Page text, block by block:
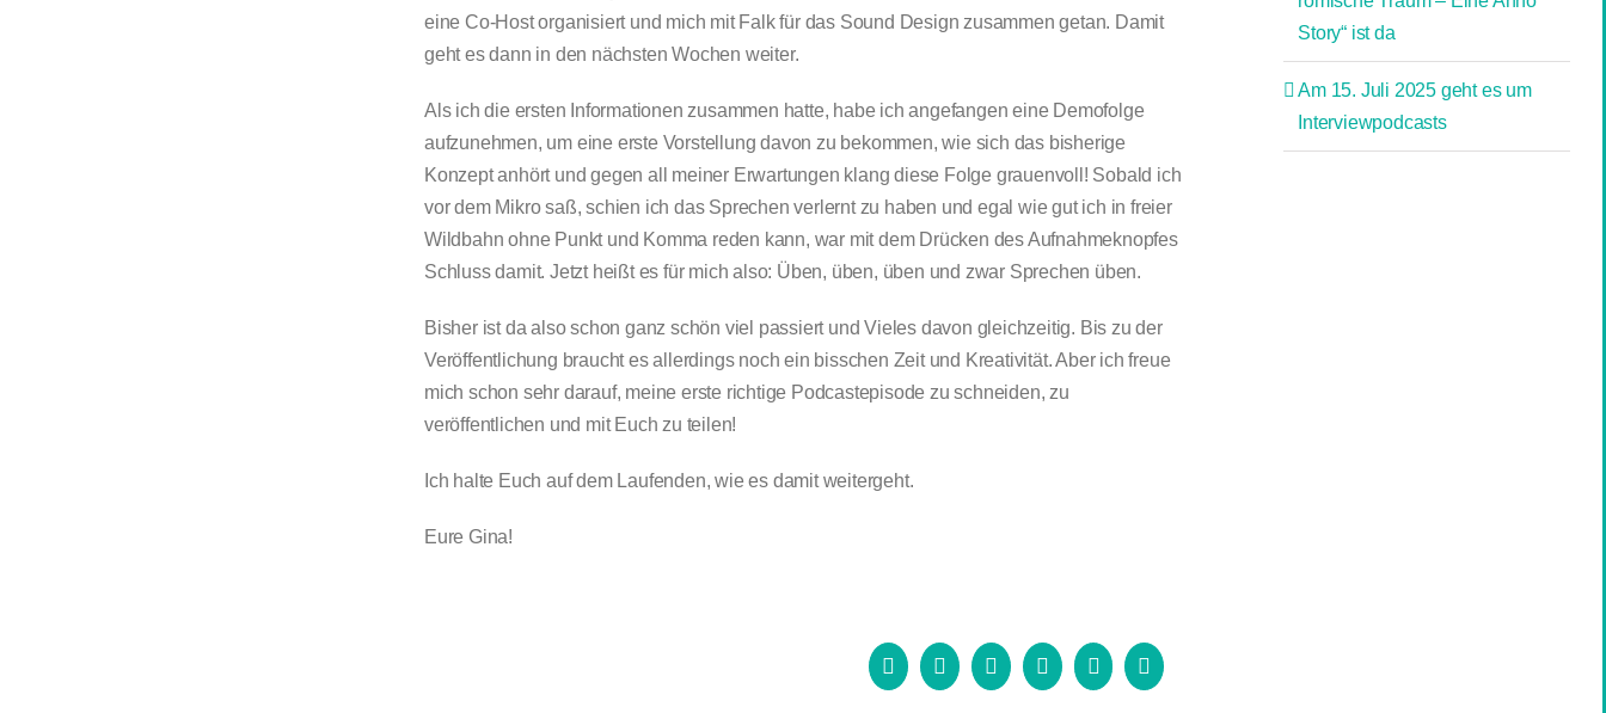
eine Co-Host organisiert und mich mit Falk für das Sound Design zusammen getan. Damit
geht es dann in den nächsten Wochen weiter.
Als ich die ersten Informationen zusammen hatte, habe ich angefangen eine Demofolge
aufzunehmen, um eine erste Vorstellung davon zu bekommen, wie sich das bisherige
Konzept anhört und gegen all meiner Erwartungen klang diese Folge grauenvoll! Sobald ich
vor dem Mikro saß, schien ich das Sprechen verlernt zu haben und egal wie gut ich in freier
Wildbahn ohne Punkt und Komma reden kann, war mit dem Drücken des Aufnahmeknopfes
Schluss damit. Jetzt heißt es für mich also: Üben, üben, üben und zwar Sprechen üben.
Bisher ist da also schon ganz schön viel passiert und Vieles davon gleichzeitig. Bis zu der
Veröffentlichung braucht es allerdings noch ein bisschen Zeit und Kreativität. Aber ich freue
mich schon sehr darauf, meine erste richtige Podcastepisode zu schneiden, zu
veröffentlichen und mit Euch zu teilen!
Ich halte Euch auf dem Laufenden, wie es damit weitergeht.
Eure Gina!
Facebook
X LinkedInWhatsAppPinterest
E-
Mail
Story“ ist da
Am 15. Juli 2025 geht es um
Interviewpodcasts